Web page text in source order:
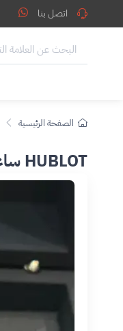
اتصل بنا
الصفحة الرئيسية
HUBLOT ساعة يد